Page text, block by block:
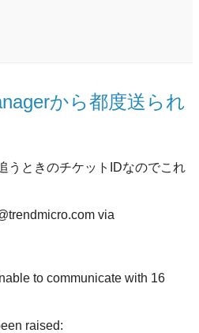
から都度送られ
うときのチケットIDなのでこれ
via
to communicate with 16
raised: